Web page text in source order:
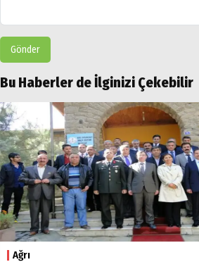
Gönder
Bu Haberler de İlginizi Çekebilir
Ağrı